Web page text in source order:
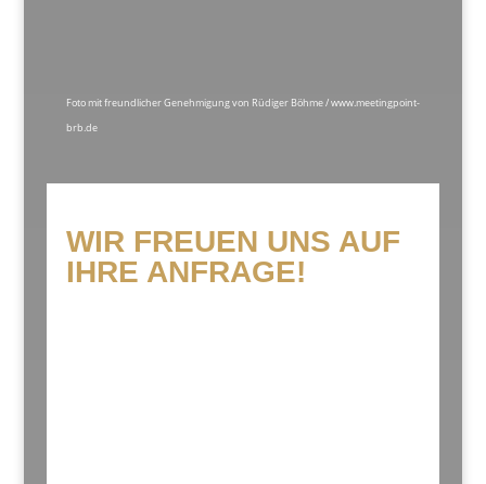
Foto mit freundlicher Genehmigung von Rüdiger Böhme / www.meetingpoint-
brb.de
WIR FREUEN UNS AUF
IHRE ANFRAGE!